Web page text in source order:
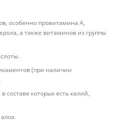
особенно провитамина А,
а также витаминов из группы
(при наличии
которых есть калий,